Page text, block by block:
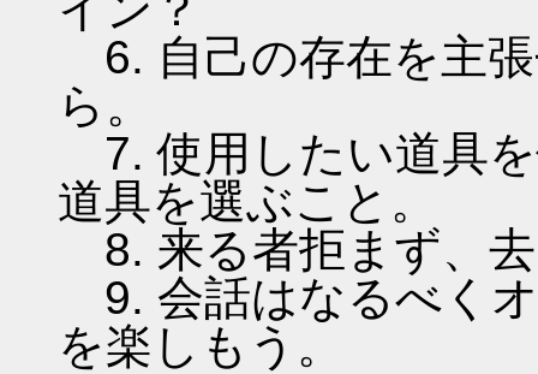
6. 自己の存在を主
ら。
7. 使用したい道具
道具を選ぶこと。
8. 来る者拒まず、
9. 会話はなるべく
を楽しもう。